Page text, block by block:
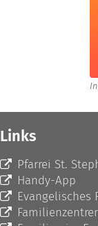
Links
Pfarrei St.
Handy-App
Evangelisches